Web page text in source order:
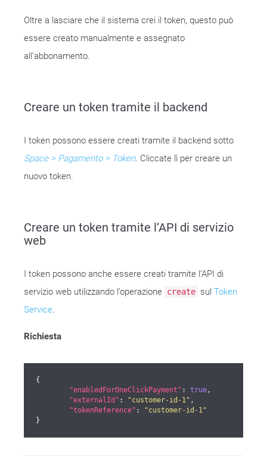
Oltre a lasciare che il sistema crei il token, questo può
essere creato manualmente e assegnato
all’abbonamento.
Creare un token tramite il backend
I token possono essere creati tramite il backend sotto
Space > Pagamento > Token. Cliccate lì per creare un
nuovo token.
Creare un token tramite l’API di servizio
web
I token possono anche essere creati tramite l’API di
servizio web utilizzando l’operazione create sul Token
Service
Richiesta
{
"enabledForOneClickPayment" : true ,
"externalId" : "customer-id-1" ,
"tokenReference" :
"customer-id-1"
}